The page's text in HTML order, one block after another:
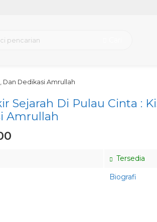
Dan Dedikasi Amrullah
Sejarah Di Pulau Cinta :
Amrullah
Tersedia
Biografi